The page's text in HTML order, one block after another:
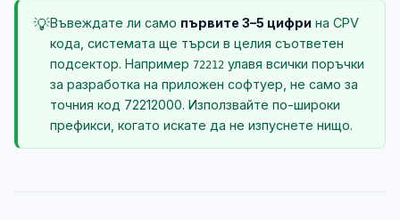
💡Въвеждате ли само първите 3–5 цифри на CPV
кода, системата ще търси в целия съответен
подсектор. Например 72212 улавя всички поръчки
за разработка на приложен софтуер, не само за
точния код 72212000. Използвайте по-широки
префикси, когато искате да не изпуснете нищо.